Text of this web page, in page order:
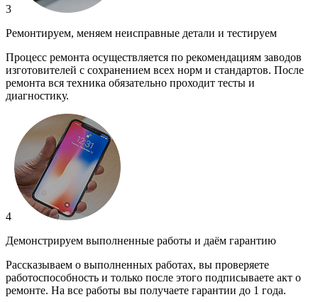
3
Ремонтируем, меняем неисправные детали и тестируем
Процесс ремонта осуществляется по рекомендациям заводов
изготовителей с сохранением всех норм и стандартов. После
ремонта вся техника обязательно проходит тесты и
диагностику.
4
Демонстрируем выполненные работы и даём гарантию
Рассказываем о выполненных работах, вы проверяете
работоспособность и только после этого подписываете акт о
ремонте. На все работы вы получаете гарантии до 1 года.